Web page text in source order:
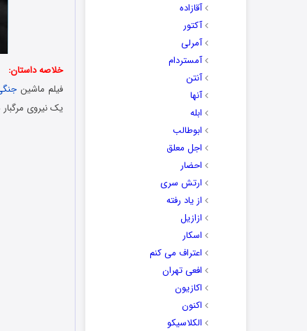
آقازاده
آکتور
آمرلی
آمستردام
آنتن
آنها
ابله
ابوطالب
اجل معلق
احضار
ارتش سری
از یاد رفته
ازازیل
اسکار
اعتراف می کنم
افعی تهران
اکازیون
اکنون
الکلاسیکو
خلاصه داستان:
فیلم ماشین
یک نیروی